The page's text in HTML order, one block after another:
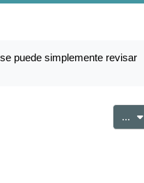
puede simplemente revisar
...